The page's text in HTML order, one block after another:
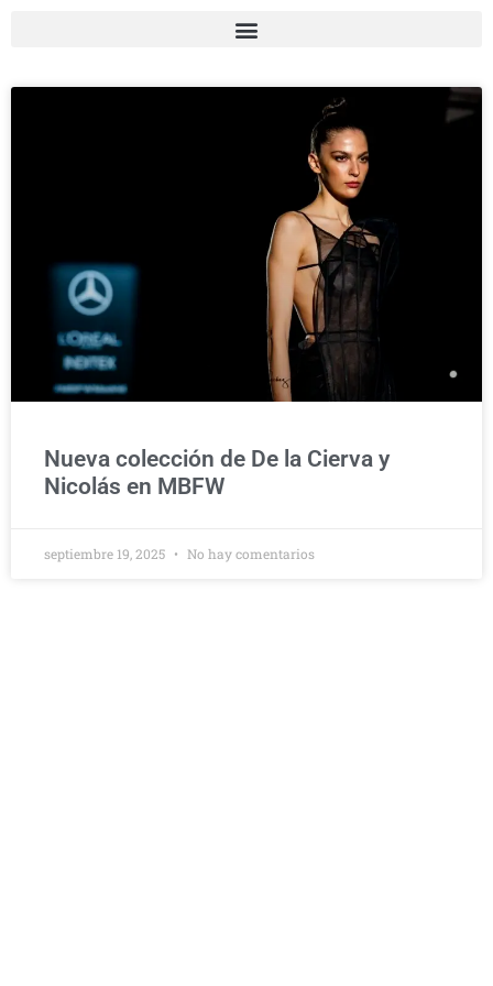
Nueva colección de De la Cierva y
Nicolás en MBFW
septiembre 19, 2025 No hay comentarios